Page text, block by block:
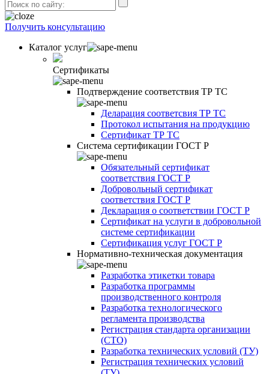
Получить консультацию
Каталог услуг
Сертификаты
Подтверждение соответствия ТР ТС
Деларация соответсвия ТР ТС
Протокол испытания на продукцию
Сертификат ТР ТС
Система сертификации ГОСТ Р
Обязательный сертификат
соответствия ГОСТ Р
Добровольный сертификат
соответствия ГОСТ Р
Декларация о соответствии ГОСТ Р
Сертификат на услуги в добровольной
системе сертификации
Сертификация услуг ГОСТ Р
Нормативно-техническая документация
Разработка этикетки товара
Разработка программы
производственного контроля
Разработка технологического
регламента производства
Регистрация стандарта организации
(СТО)
Разработка технических условий (ТУ)
Регистрация технических условий